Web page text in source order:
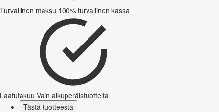
Turvallinen maksu 100% turvallinen kassa
Laatutakuu Vain alkuperäistuotteita
Tästä tuotteesta